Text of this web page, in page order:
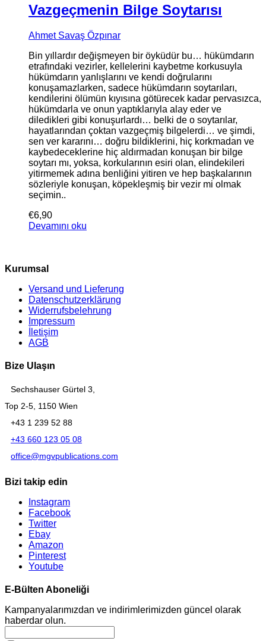
Vazgeçmenin Bilge Soytarısı
Ahmet Savaş Özpınar
Bin yıllardır değişmeyen bir öyküdür bu… hükümdarın
etrafındaki vezirler, kellelerini kaybetme korkusuyla
hükümdarın yanlışlarını ve kendi doğrularını
konuşamazlarken, sadece hükümdarın soytarıları,
kendilerini ölümün kıyısına götürecek kadar pervasızca,
hükümdarla ve onun yaptıklarıyla alay eder ve
diledikleri gibi konuşurlardı… belki de o soytarılar,
hayatlarından çoktan vazgeçmiş bilgelerdi… ve şimdi,
sen ver kararını… doğru bildiklerini, hiç korkmadan ve
kaybedeceklerine hiç aldırmadan konuşan bir bilge
soytarı mı, yoksa, korkularının esiri olan, elindekileri
yitirmemek adına benliğini yitiren ve hep başkalarının
sözleriyle konuşan, köpekleşmiş bir vezir mi olmak
seçimin..
€6,90
Devamını oku
Kurumsal
Versand und Lieferung
Datenschutzerklärung
Widerrufsbelehrung
Impressum
İletişim
AGB
Bize Ulaşın
Sechshauser Gürtel 3,
Top 2-5, 1150 Wien
+43 1 239 52 88
+43 660 123 05 08
office@mgvpublications.com
Bizi takip edin
Instagram
Facebook
Twitter
Ebay
Amazon
Pinterest
Youtube
E-Bülten Aboneliği
Kampanyalarımızdan ve indirimlerimizden güncel olarak
haberdar olun.